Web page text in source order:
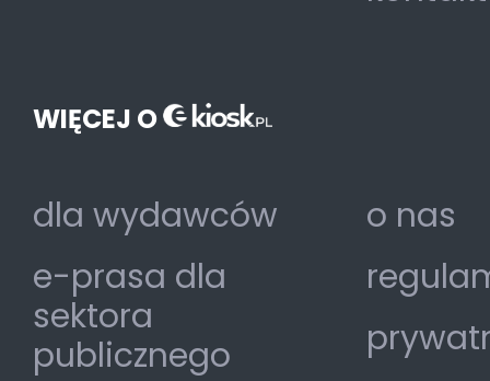
WIĘCEJ O
dla wydawców
e-prasa dla
sektora
publicznego
o nas